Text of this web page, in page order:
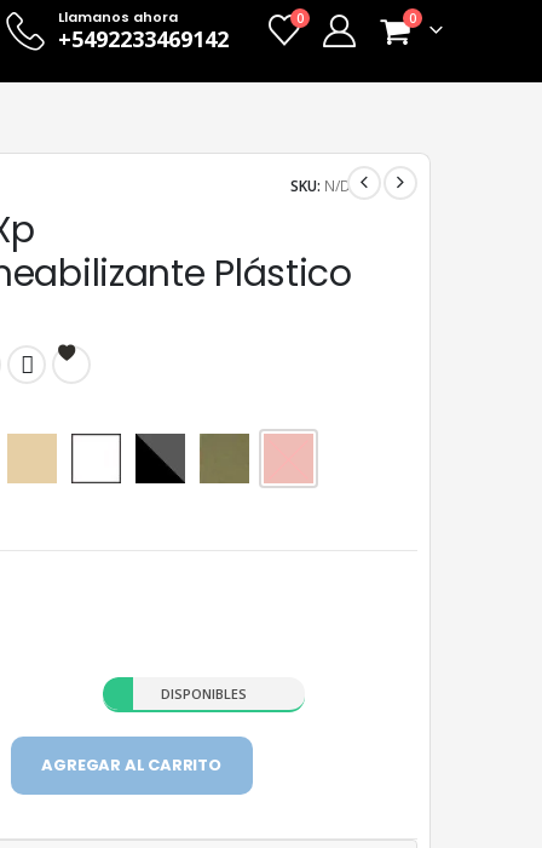
Llamanos ahora
+5492233469142
0 0
Plástico
SKU: N/D
Gris Acero
DISPONIBLES
AGREGAR AL CARRITO